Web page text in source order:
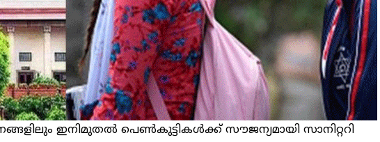
ഇനിമുതൽ പെണ്‍കുട്ടികള്‍ക്ക് സൗജന്യമായി സാനിറ്ററി